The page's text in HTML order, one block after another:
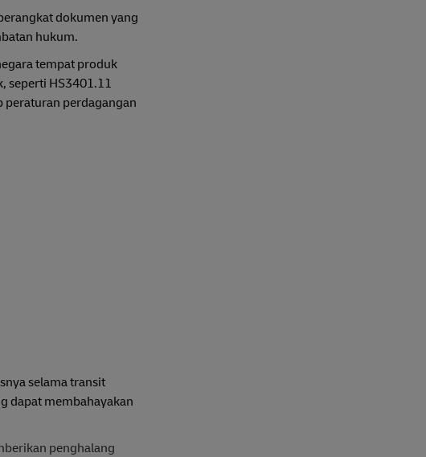
dokumen yang
hukum.
tempat produk
seperti HS3401.11
peraturan perdagangan
selama transit
dapat membahayakan
penghalang